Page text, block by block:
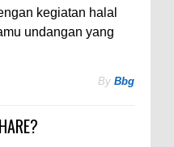
kegiatan halal
undangan yang
By Bbg